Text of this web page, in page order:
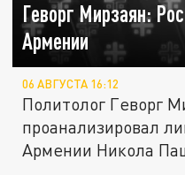
Геворг Мирзаян:
Армении
06 АВГУСТА 16:12
Политолог Геворг
проанализировал
Армении Никола